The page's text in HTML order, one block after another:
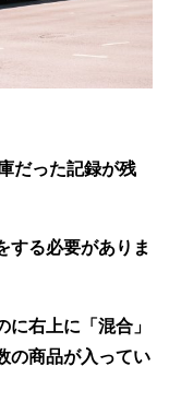
だった記録が残
する必要がありま
右上に「混合」
の商品が入ってい